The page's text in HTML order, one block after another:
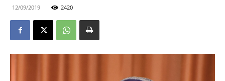
12/09/2019 2420